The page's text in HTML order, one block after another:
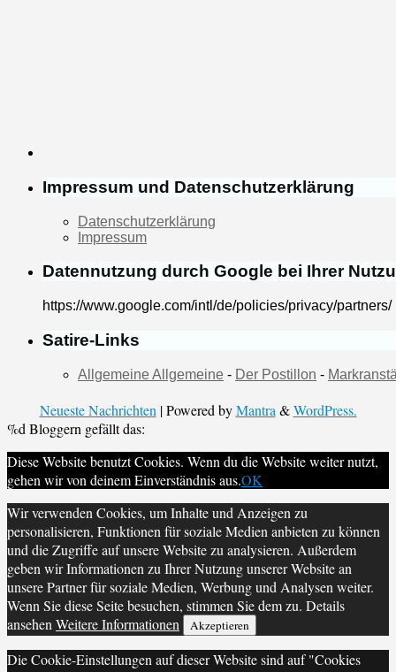
Impressum und Datenschutzerklärung
Datenschutzerklärung
Impressum
Datennutzung durch Google bei Ihrer
https://www.google.com/intl/de/policies/privacy/partners/
Satire-Links
Allgemeine Allgemeine - Der Postillon -
Neueste Nachrichten | Powered byMantra &WordPress.
%d Bloggern gefällt das:
Diese Website benutzt Cookies. Wenn du die Website weiter nutzt,
gehen wir von deinem Einverständnis aus.OK
Wir verwenden Cookies, um Inhalte und Anzeigen zu
personalisieren, Funktionen für soziale Medien anbieten zu können
und die Zugriffe auf unsere Website zu analysieren. Außerdem
geben wir Informationen zu Ihrer Nutzung unserer Website an
unsere Partner für soziale Medien, Werbung und Analysen weiter.
Wenn Sie diese Seite besuchen, stimmen Sie dem zu. Details
ansehen Weitere Informationen Akzeptieren
Die Cookie-Einstellungen auf dieser Website sind auf "Cookies